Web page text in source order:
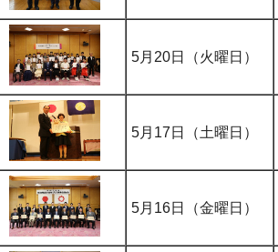
5月20日（火曜日）
5月17日（土曜日）
5月16日（金曜日）